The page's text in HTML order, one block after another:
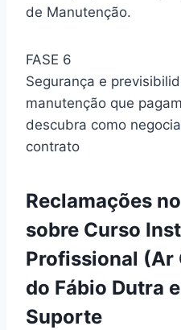
de Manutenção.
FASE 6
Segurança e
manutenção que
descubra como
contrato
Reclamações
sobre Curso
Profissional (Ar
do Fábio Dutra
Suporte